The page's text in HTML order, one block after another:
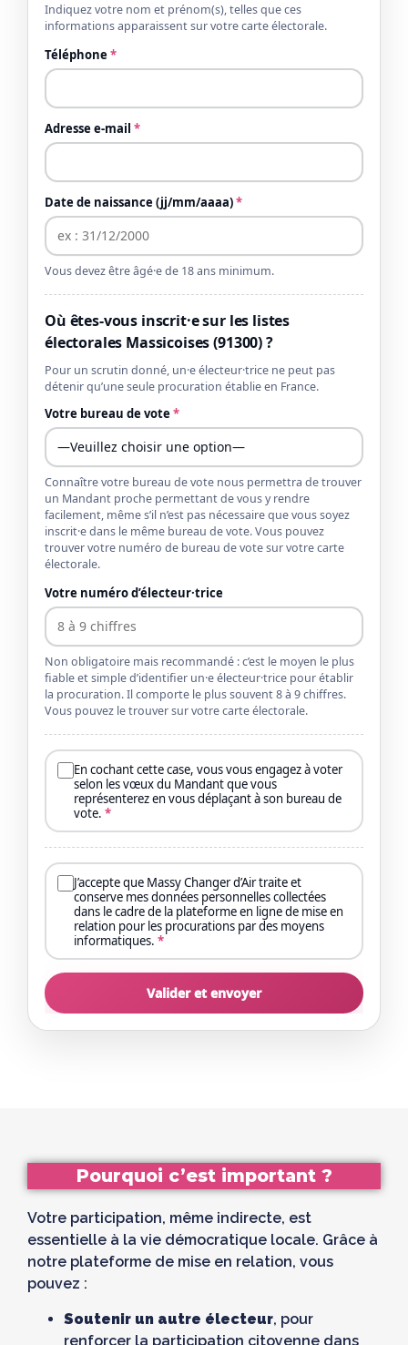
Indiquez votre nom et prénom(s), telles que ces
informations apparaissent sur votre carte électorale.
Téléphone *
Adresse e-mail *
Date de naissance (jj/mm/aaaa)*
Vous devez être âgé·e de 18 ans minimum.
Où êtes-vous inscrit·e sur les listes
électorales Massicoises (91300) ?
Pour un scrutin donné, un·e électeur·trice ne peut pas
détenir qu’une seule procuration établie en France.
Votre bureau de vote *
Connaître votre bureau de vote nous permettra de trouver
un Mandant proche permettant de vous y rendre
facilement, même s’il n’est pas nécessaire que vous soyez
inscrit·e dans le même bureau de vote. Vous pouvez
trouver votre numéro de bureau de vote sur votre carte
électorale.
Votre numéro d’électeur·trice
Non obligatoire mais recommandé : c’est le moyen le plus
fiable et simple d’identifier un·e électeur·trice pour établir
la procuration. Il comporte le plus souvent 8 à 9 chiffres.
Vous pouvez le trouver sur votre carte électorale.
En cochant cette case, vous vous engagez à voter
selon les vœux du Mandant que vous
représenterez en vous déplaçant à son bureau de
vote. *
J’accepte que Massy Changer d’Air traite et
conserve mes données personnelles collectées
dans le cadre de la plateforme en ligne de mise en
relation pour les procurations par des moyens
informatiques. *
Valider et envoyer
Pourquoi c’est important ?
Votre participation, même indirecte, est
essentielle à la vie démocratique locale. Grâce à
notre plateforme de mise en relation, vous
pouvez :
Soutenir un autre électeur, pour
renforcer la participation citoyenne dans